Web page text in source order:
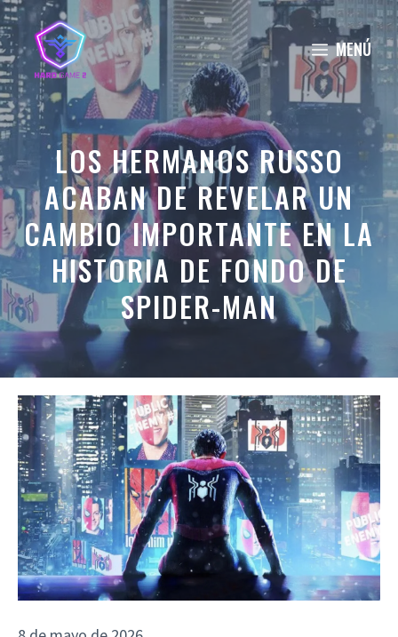
Saltar
al
contenido
MENÚ
LOS HERMANOS RUSSO
ACABAN DE REVELAR UN
CAMBIO IMPORTANTE EN LA
HISTORIA DE FONDO DE
SPIDER-MAN